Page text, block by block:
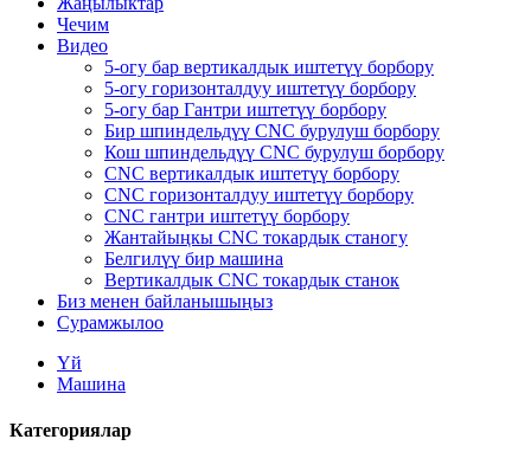
Чечим
Видео
5-огу бар вертикалдык иштетүү борбору
5-огу горизонталдуу иштетүү борбору
5-огу бар Гантри иштетүү борбору
Бир шпиндельдүү CNC бурулуш борбору
Кош шпиндельдүү CNC бурулуш борбору
CNC вертикалдык иштетүү борбору
CNC горизонталдуу иштетүү борбору
CNC гантри иштетүү борбору
Жантайыңкы CNC токардык станогу
Белгилүү бир машина
Вертикалдык CNC токардык станок
Биз менен байланышыңыз
Сурамжылоо
Үй
Машина
Категориялар